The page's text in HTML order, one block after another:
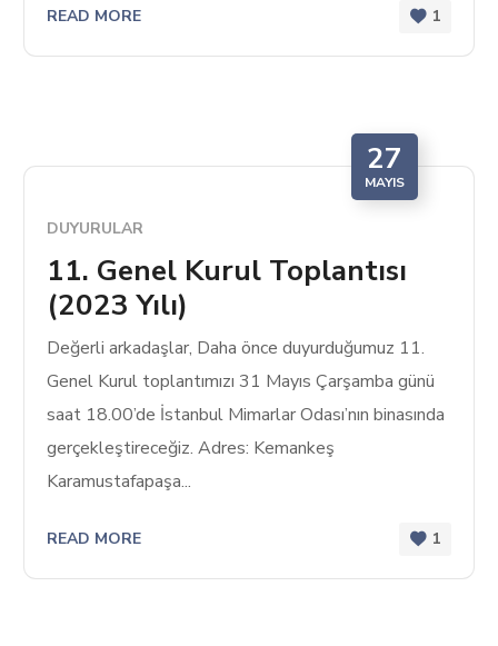
READ MORE 1
27
MAYIS
DUYURULAR
11. Genel Kurul Toplantısı
(2023 Yılı)
Değerli arkadaşlar, Daha önce duyurduğumuz 11.
Genel Kurul toplantımızı 31 Mayıs Çarşamba günü
saat 18.00’de İstanbul Mimarlar Odası’nın binasında
gerçekleştireceğiz. Adres: Kemankeş
Karamustafapaşa...
READ MORE 1